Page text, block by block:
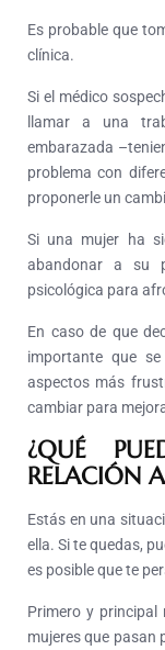
Es probable que
clínica.
Si el médico
llamar a una
embarazada
problema con
proponerle un
Si una mujer ha
abandonar a su
psicológica para
En caso de que
importante que
aspectos más
cambiar para
¿QUÉ
RELACIÓN
Estás en una
ella. Si te quedas,
es posible que te
Primero y
mujeres que pasan